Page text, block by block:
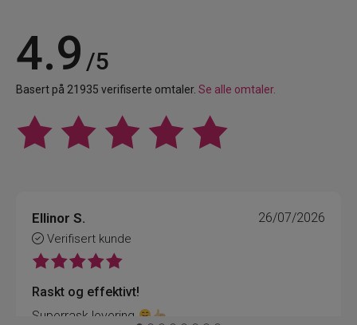
4.9 /5
Basert på 21935 verifiserte omtaler. Se alle omtaler.
Ellinor S.
Verifisert kunde
26/07/2026
Raskt og effektivt!
Superrask levering